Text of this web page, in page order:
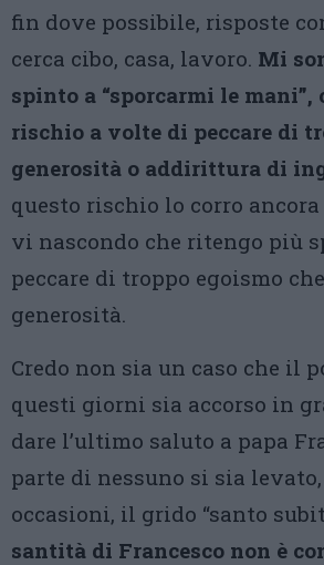
fin dove possibile, risposte
cerca cibo, casa, lavoro. Mi
spinto a “sporcarmi le mani”,
rischio a volte di peccare di
generosità o addirittura di
questo rischio lo corro ancora
vi nascondo che ritengo più
peccare di troppo egoismo
generosità.
Credo non sia un caso che il
questi giorni sia accorso in
dare l’ultimo saluto a papa
parte di nessuno si sia
occasioni, il grido “santo
santità di Francesco non è